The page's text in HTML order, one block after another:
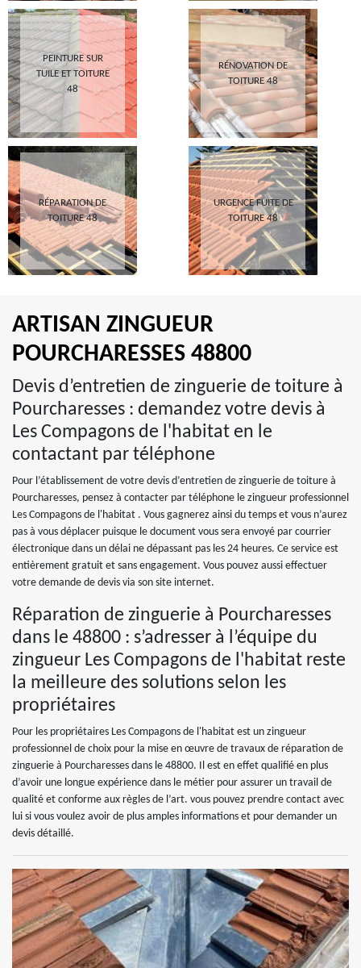
PEINTURE SUR
TUILE ET TOITURE
48
RÉNOVATION DE
TOITURE 48
RÉPARATION DE
TOITURE 48
URGENCE FUITE DE
TOITURE 48
ARTISAN ZINGUEUR
POURCHARESSES 48800
Devis d’entretien de zinguerie de toiture à
Pourcharesses : demandez votre devis à
Les Compagons de l'habitat en le
contactant par téléphone
Pour l’établissement de votre devis d’entretien de zinguerie de toiture à
Pourcharesses, pensez à contacter par téléphone le zingueur professionnel
Les Compagons de l'habitat . Vous gagnerez ainsi du temps et vous n’aurez
pas à vous déplacer puisque le document vous sera envoyé par courrier
électronique dans un délai ne dépassant pas les 24 heures. Ce service est
entièrement gratuit et sans engagement. Vous pouvez aussi effectuer
votre demande de devis via son site internet.
Réparation de zinguerie à Pourcharesses
dans le 48800 : s’adresser à l’équipe du
zingueur Les Compagons de l'habitat reste
la meilleure des solutions selon les
propriétaires
Pour les propriétaires Les Compagons de l'habitat est un zingueur
professionnel de choix pour la mise en œuvre de travaux de réparation de
zinguerie à Pourcharesses dans le 48800. Il est en effet qualifié en plus
d’avoir une longue expérience dans le métier pour assurer un travail de
qualité et conforme aux règles de l’art. vous pouvez prendre contact avec
lui si vous voulez avoir de plus amples informations et pour demander un
devis détaillé.